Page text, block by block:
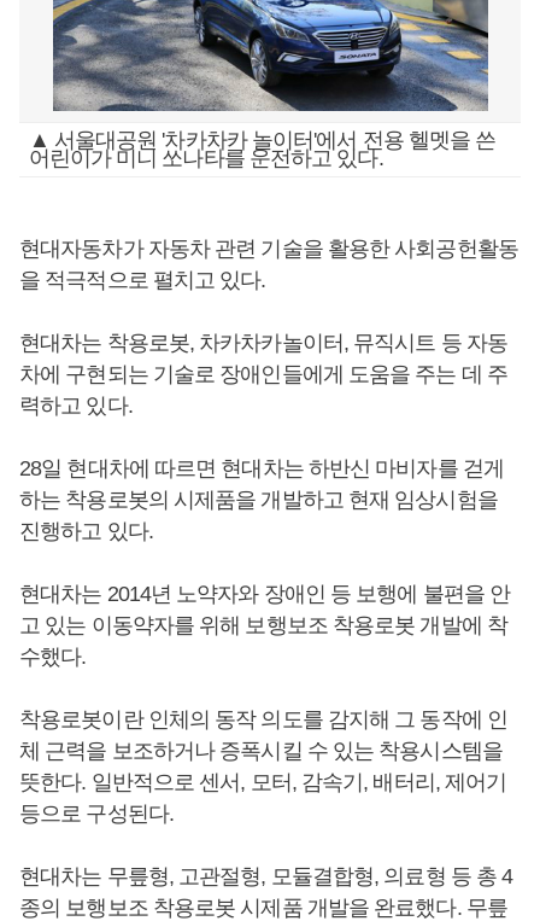
▲ 서울대공원 '차카차카 놀이터'에서 전용 헬멧을 쓴
어린이가 미니 쏘나타를 운전하고 있다.
현대자동차가 자동차 관련 기술을 활용한 사회공헌활동
을 적극적으로 펼치고 있다.
현대차는 착용로봇, 차카차카놀이터, 뮤직시트 등 자동
차에 구현되는 기술로 장애인들에게 도움을 주는 데 주
력하고 있다.
28일 현대차에 따르면 현대차는 하반신 마비자를 걷게
하는 착용로봇의 시제품을 개발하고 현재 임상시험을
진행하고 있다.
현대차는 2014년 노약자와 장애인 등 보행에 불편을 안
고 있는 이동약자를 위해 보행보조 착용로봇 개발에 착
수했다.
착용로봇이란 인체의 동작 의도를 감지해 그 동작에 인
체 근력을 보조하거나 증폭시킬 수 있는 착용시스템을
뜻한다. 일반적으로 센서, 모터, 감속기, 배터리, 제어기
등으로 구성된다.
현대차는 무릎형, 고관절형, 모듈결합형, 의료형 등 총 4
종의 보행보조 착용로봇 시제품 개발을 완료했다. 무릎